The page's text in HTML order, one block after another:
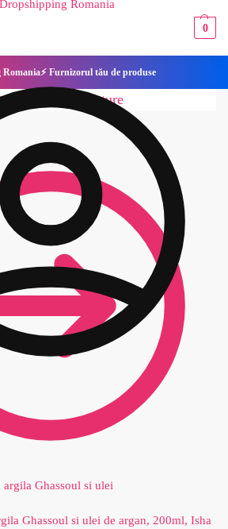
0
Furnizorul tău de produse
Ghassoul si ulei de argan, 200ml, Isha